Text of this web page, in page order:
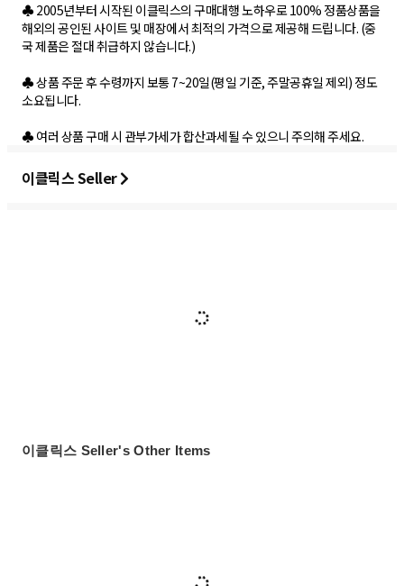
♣ 2005년부터 시작된 이클릭스의 구매대행 노하우로 100% 정품상품을
해외의 공인된 사이트 및 매장에서 최적의 가격으로 제공해 드립니다. (중
국 제품은 절대 취급하지 않습니다.)
♣ 상품 주문 후 수령까지 보통 7~20일(평일 기준, 주말공휴일 제외) 정도
소요됩니다.
♣ 여러 상품 구매 시 관부가세가 합산과세될 수 있으니 주의해 주세요.
이클릭스 Seller
이클릭스 Seller's Other Items